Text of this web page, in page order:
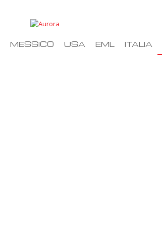
MESSICO USA EML ITALIA